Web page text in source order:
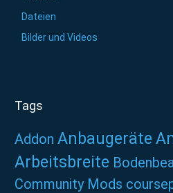
Dateien
Bilder und Videos
Tags
Addon Anbaugeräte
Arbeitsbreite
Community Mods